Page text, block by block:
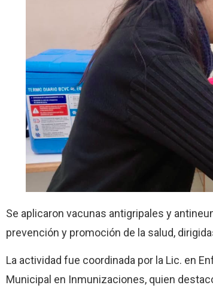
Se aplicaron vacunas antigripales y
prevención y promoción de la salud,
La actividad fue coordinada por la Lic. en
Municipal en Inmunizaciones, quien